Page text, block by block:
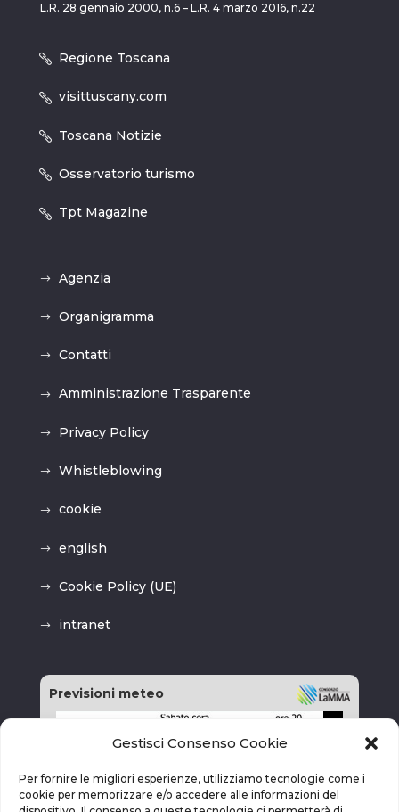
Gestisci Consenso Cookie
Per fornire le migliori esperienze, utilizziamo tecnologie come i
cookie per memorizzare e/o accedere alle informazioni del
L.R. 28 gennaio 2000, n.6 – L.R. 4 marzo 2016, n.22
Regione Toscana
visittuscany.com
Toscana Notizie
Osservatorio turismo
Tpt Magazine
Agenzia
Organigramma
Contatti
Amministrazione Trasparente
Privacy Policy
Whistleblowing
cookie
english
Cookie Policy (UE)
intranet
Previsioni meteo